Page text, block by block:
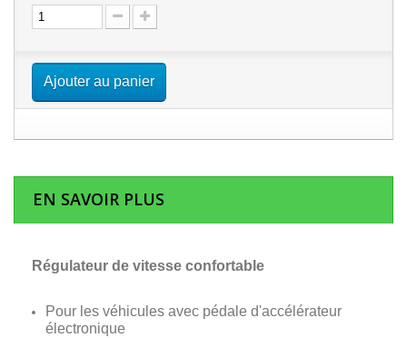
Ajouter au panier
EN SAVOIR PLUS
Régulateur de vitesse confortable
Pour les véhicules avec pédale d'accélérateur
électronique